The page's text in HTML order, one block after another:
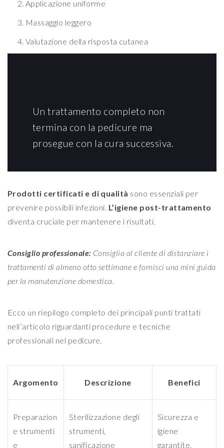
Applicazione uniforme
Massaggio leggero
Valutazione della risposta cutanea
Un trattamento completo non
termina con la pedicure ma
prosegue con la cura successiva.
Prodotti certificati e di qualità sono essenziali per
prevenire possibili infezioni. L’igiene post-trattamento
diventa cruciale per mantenere i risultati.
Consiglio professionale: Consiglia al cliente di distanziare i
trattamenti di almeno otto settimane e fornisci una mini guida
per la manutenzione domestica.
Ecco un riepilogo completo dei principali punti trattati
nell’articolo riguardanti procedure e tecniche
professionali nel pedicure.
Argomento Descrizione Benefici
Preparazion
e strumenti
e
Sterilizzazione degli
strumenti,
sanificazione
Sicurezza e
igiene
garantite,